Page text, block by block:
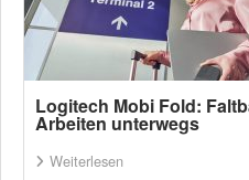
Logitech Mobi Fold:
Arbeiten unterwegs
Weiterlesen